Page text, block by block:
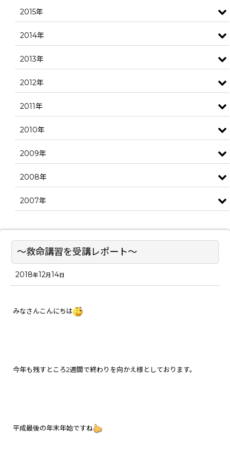
～救命講習を受講レポート～
2018年12月14日
みなさんこんにちは
今年も残すところ2週間で終わりを向かえ様としております。
平成最後の年末年始ですね
2015年
2014年
2013年
2012年
2011年
2010年
2009年
2008年
2007年